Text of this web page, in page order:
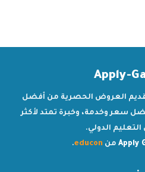
Apply-
العروض الحصرية من أفضل
سعر وخدمة، وخبرة تمتد لأكثر
التعليم الدولي.
Apply من educon
.